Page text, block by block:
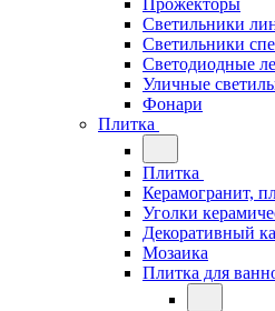
Прожекторы
Светильники
Светильники
Светодиодные
Уличные
Фонари
Плитка
Плитка
Керамогранит,
Уголки
Декоративный
Мозаика
Плитка для